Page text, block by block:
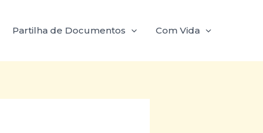
Partilha de Documentos Com Vida